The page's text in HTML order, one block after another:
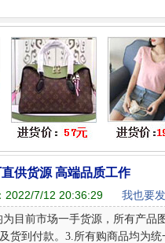
供货源 高端品质工作
2022/7/12 20:36:29 我也要
目前市场一手货源，所有产品
货到付款。3.所有购商品均为